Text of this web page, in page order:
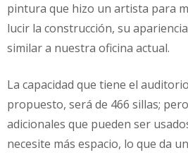
pintura que hizo un artista para
lucir la construcción, su
similar a nuestra oficina actual.
La capacidad que tiene el
propuesto, será de 466 sillas;
adicionales que pueden ser
necesite más espacio, lo que da